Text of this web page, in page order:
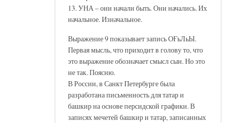
13. УНА – они начали быть. Они начались. Их
начальное. Изначальное.
Выражение 9 показывает запись ОҒьЛьЫ.
Первая мысль, что приходит в голову то, что
это выражение обозначает смысл сын. Но это
не так. Поясню.
В России, в Санкт Петербурге была
разработана письменность для татар и
башкир на основе персидской графики. В
записях мечетей башкир и татар, записанных